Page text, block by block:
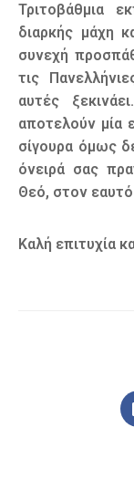
Τριτοβάθμια
διαρκής μάχη
συνεχή
τις
αυτές
αποτελούν μία
σίγουρα όμως
όνειρά σας
Θεό, στον εαυτό
Καλή επιτυχία